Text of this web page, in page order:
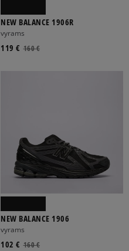
NEW BALANCE 1906R
vyrams
160 €
119 €
NEW BALANCE 1906
vyrams
160 €
102 €